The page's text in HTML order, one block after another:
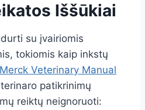
Iššūkiai
su įvairiomis
tokiomis kaip inkstų
Merck Veterinary Manual
patikrinimų
reiktų neignoruoti: